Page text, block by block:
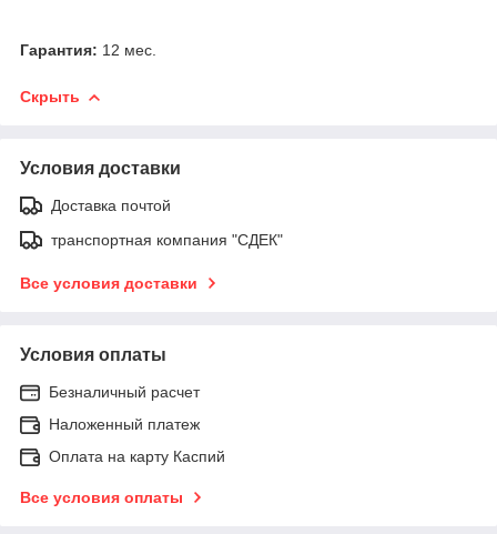
Гарантия: 12 мес.
Скрыть
Условия доставки
Доставка почтой
транспортная компания "СДЕК"
Все условия доставки
Условия оплаты
Безналичный расчет
Наложенный платеж
Оплата на карту Каспий
Все условия оплаты